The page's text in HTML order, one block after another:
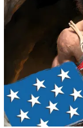
EU, un